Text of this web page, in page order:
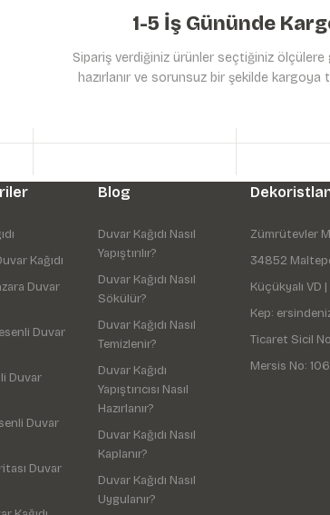
Gönder
1-5 İş Gününde
Sipariş verdiğiniz ürünler seçtiğiniz
hazırlanır ve sorunsuz bir şekilde kargoya
Kağıdı
Duvar
Duvar
Duvar
Duvar
Duvar
Blog
Duvar Kağıdı Nasıl
Yapıştırılır?
Duvar Kağıdı Nasıl
Sökülür?
Duvar Kağıdı Nasıl
Temizlenir?
Duvar Kağıdı
Yapıştırıcısı Nasıl
Hazırlanır?
Duvar Kağıdı Nasıl
Kaplanır?
Duvar Kağıdı Nasıl
Uygulanır?
Zümrütevler
34852
Küçükyalı
Kep:
Ticaret Sicil
Mersis No: